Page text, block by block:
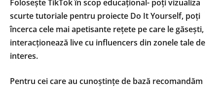
Folosește TikTok în scop educațional- poți vizualiza
scurte tutoriale pentru proiecte Do It Yourself, poți
încerca cele mai apetisante rețete pe care le găsești,
interacționează live cu influencers din zonele tale de
interes.
Pentru cei care au cunoștințe de bază recomandăm